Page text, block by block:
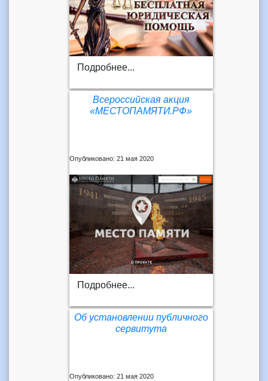
Подробнее...
Всероссийская акция
«МЕСТОПАМЯТИ.РФ»
Опубликовано: 21 мая 2020
Подробнее...
Об установлении публичного
сервитута
Опубликовано: 21 мая 2020